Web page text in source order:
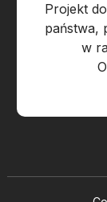
Projekt
państwa,
w